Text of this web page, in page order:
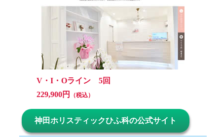
V・I・Oライン 5回
229,900円
（税込）
神田ホリスティックひふ科の公式サイト